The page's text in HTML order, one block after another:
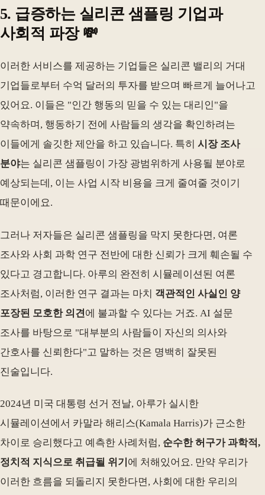
5. 급증하는 실리콘 샘플링 기업과
사회적 파장 💸
이러한 서비스를 제공하는 기업들은 실리콘 밸리의 거대
기업들로부터 수억 달러의 투자를 받으며 빠르게 늘어나고
있어요. 이들은 "인간 행동의 믿을 수 있는 대리인"을
약속하며, 행동하기 전에 사람들의 생각을 확인하려는
이들에게 솔깃한 제안을 하고 있습니다. 특히 시장 조사
분야는 실리콘 샘플링이 가장 광범위하게 사용될 분야로
예상되는데, 이는 사업 시작 비용을 크게 줄여줄 것이기
때문이에요.
그러나 저자들은 실리콘 샘플링을 막지 못한다면, 여론
조사와 사회 과학 연구 전반에 대한 신뢰가 크게 훼손될 수
있다고 경고합니다. 아루의 완전히 시뮬레이션된 여론
조사처럼, 이러한 연구 결과는 마치 객관적인 사실인 양
포장된 모호한 의견 에 불과할 수 있다는 거죠. AI 설문
조사를 바탕으로 "대부분의 사람들이 자신의 의사와
간호사를 신뢰한다"고 말하는 것은 명백히 잘못된
진술입니다.
2024년 미국 대통령 선거 전날, 아루가 실시한
시뮬레이션에서 카말라 해리스(Kamala Harris)가 근소한
차이로 승리했다고 예측한 사례처럼, 순수한 허구가 과학적,
정치적 지식으로 취급될 위기 에 처해있어요. 만약 우리가
이러한 흐름을 되돌리지 못한다면, 사회에 대한 우리의